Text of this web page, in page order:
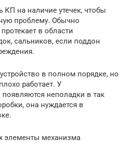
КП на наличие утечек, чтобы
проблему. Обычно
в области
сальников, если поддон
в полном порядке, но
работает. У
неполадки в так
она нуждается в
элементы механизма